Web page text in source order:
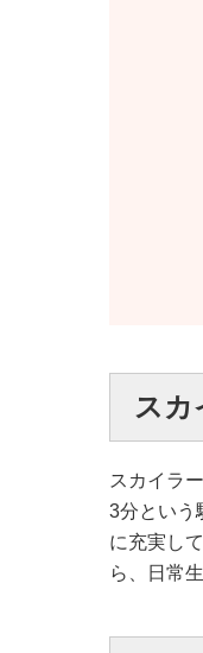
スカ
スカイラ
3分という
に充実し
ら、日常